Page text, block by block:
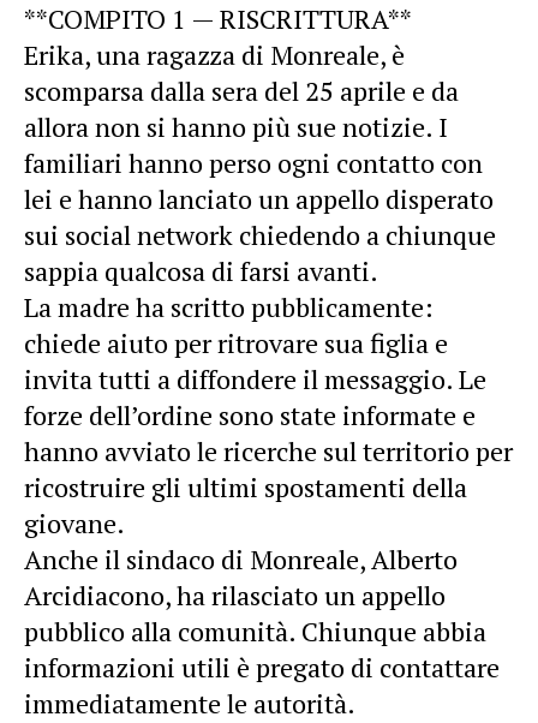
**COMPITO 1 — RISCRITTURA**
Erika, una ragazza di Monreale, è
scomparsa dalla sera del 25 aprile e da
allora non si hanno più sue notizie. I
familiari hanno perso ogni contatto con
lei e hanno lanciato un appello disperato
sui social network chiedendo a chiunque
sappia qualcosa di farsi avanti.
La madre ha scritto pubblicamente:
chiede aiuto per ritrovare sua figlia e
invita tutti a diffondere il messaggio. Le
forze dell’ordine sono state informate e
hanno avviato le ricerche sul territorio per
ricostruire gli ultimi spostamenti della
giovane.
Anche il sindaco di Monreale, Alberto
Arcidiacono, ha rilasciato un appello
pubblico alla comunità. Chiunque abbia
informazioni utili è pregato di contattare
immediatamente le autorità.